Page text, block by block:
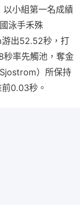
小組第一名成績
泳手禾殊
游出52.52秒，打
秒率先觸池，奪金
）所保持
0.03秒。